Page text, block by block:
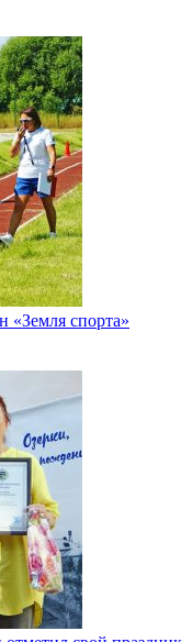
«Земля спорта»